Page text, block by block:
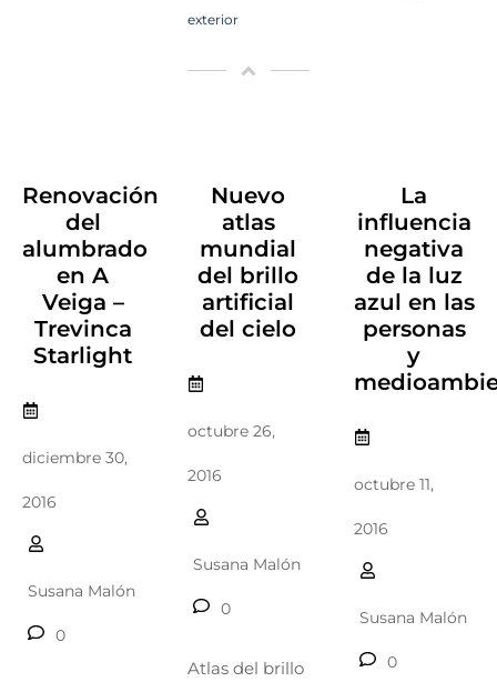
exterior
Renovación
del
alumbrado
en A
Veiga –
Trevinca
Starlight
diciembre 30,
2016
Susana Malón
0
Nuevo
atlas
mundial
del brillo
artificial
del cielo
octubre 26,
2016
Susana Malón
0
Atlas del brillo
La
influencia
negativa
de la luz
azul en las
personas
y
octubre 11,
2016
Susana Malón
0